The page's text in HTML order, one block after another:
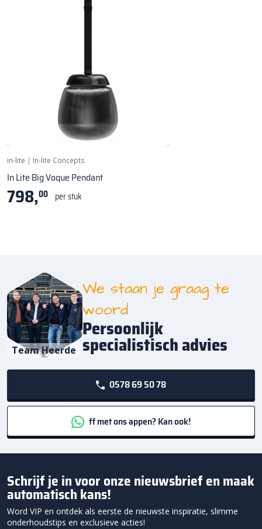
in-lite | In-lite Concepts
In Lite Big Voque Pendant
798,00 per stuk
Team Heerde
We staan je graag te
woord
Persoonlijk
specialistisch advies
0578 69 50 78
ff met ons appen? Kan ook!
Schrijf je in voor onze nieuwsbrief en maak
automatisch kans!
Word VIP en ontdek als eerste de nieuwste inspiratie, slimme
onderhoudstips en exclusieve acties!